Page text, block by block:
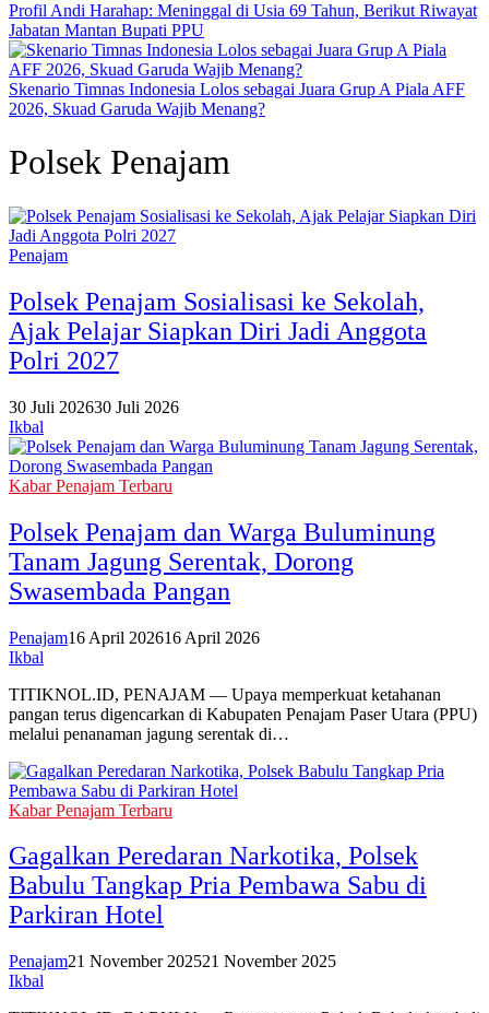
Profil Andi Harahap: Meninggal di Usia 69 Tahun, Berikut Riwayat
Jabatan Mantan Bupati PPU
Skenario Timnas Indonesia Lolos sebagai Juara Grup A Piala AFF
2026, Skuad Garuda Wajib Menang?
Polsek Penajam
Penajam
Polsek Penajam Sosialisasi ke Sekolah,
Ajak Pelajar Siapkan Diri Jadi Anggota
Polri 2027
30 Juli 202630 Juli 2026
Ikbal
Kabar Penajam Terbaru
Polsek Penajam dan Warga Buluminung
Tanam Jagung Serentak, Dorong
Swasembada Pangan
Penajam16 April 202616 April 2026
Ikbal
TITIKNOL.ID, PENAJAM — Upaya memperkuat ketahanan
pangan terus digencarkan di Kabupaten Penajam Paser Utara (PPU)
melalui penanaman jagung serentak di…
Kabar Penajam Terbaru
‎Gagalkan Peredaran Narkotika, Polsek
Babulu Tangkap Pria Pembawa Sabu di
Parkiran Hotel
Penajam21 November 202521 November 2025
Ikbal